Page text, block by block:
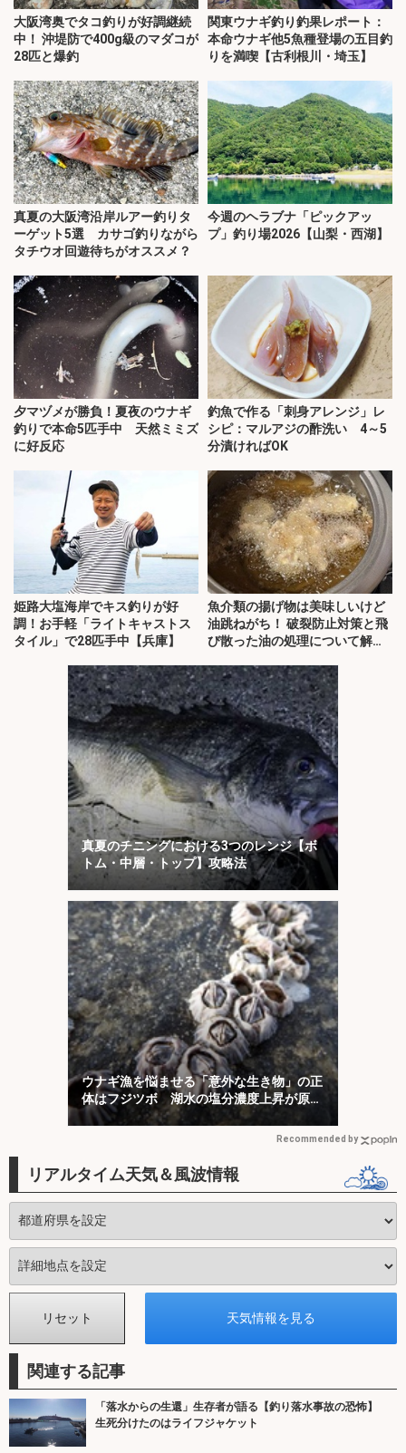
大阪湾奥でタコ釣りが好調継続
中！ 沖堤防で400g級のマダコが
28匹と爆釣
関東ウナギ釣り釣果レポート：
本命ウナギ他5魚種登場の五目釣
りを満喫【古利根川・埼玉】
真夏の大阪湾沿岸ルアー釣りタ
ーゲット5選 カサゴ釣りながら
タチウオ回遊待ちがオススメ？
今週のヘラブナ「ピックアッ
プ」釣り場2026【山梨・西湖】
夕マヅメが勝負！夏夜のウナギ
釣りで本命5匹手中 天然ミミズ
に好反応
釣魚で作る「刺身アレンジ」レ
シピ：マルアジの酢洗い 4～5
分漬ければOK
姫路大塩海岸でキス釣りが好
調！お手軽「ライトキャストス
タイル」で28匹手中【兵庫】
魚介類の揚げ物は美味しいけど
油跳ねがち！ 破裂防止対策と飛
び散った油の処理について解
真夏のチニングにおける3つのレンジ【ボ
トム・中層・トップ】攻略法
ウナギ漁を悩ませる「意外な生き物」の正
体はフジツボ 湖水の塩分濃度上昇が原因
か
Recommended by
リアルタイム天気＆風波情報
関連する記事
「落水からの生還」生存者が語る【釣り落水事故の恐怖】
生死分けたのはライフジャケット